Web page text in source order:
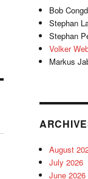
Bob
Stephan
Stephan
Volker
Markus
August
July 2026
June 2026